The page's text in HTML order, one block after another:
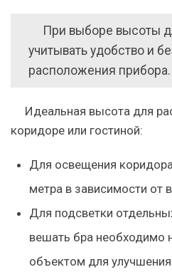
При выборе высоты
учитывать удобство и
расположения прибора.
Идеальная высота для
коридоре или гостиной:
Для освещения
метра в зависимости от
Для подсветки
вешать бра необходимо
объектом для